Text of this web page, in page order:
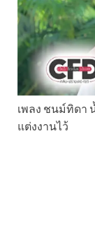
เพลง ชนม์ทิดา
แต่งงานไว้